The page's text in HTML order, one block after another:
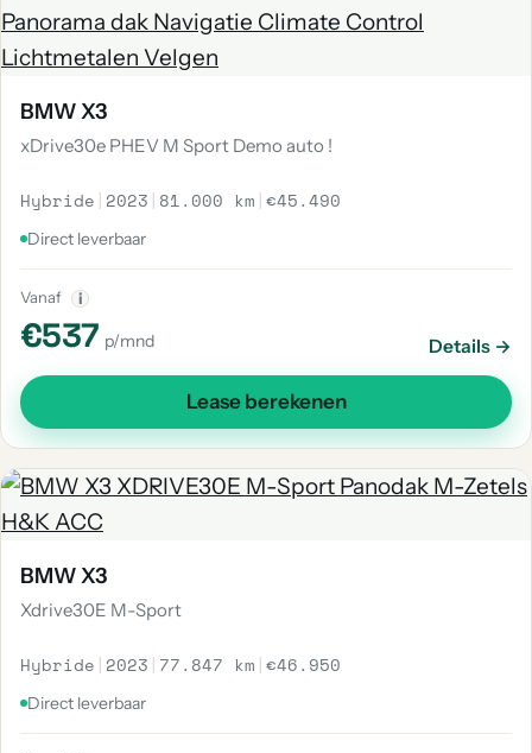
BMW X3
xDrive30e PHEV M Sport Demo auto !
Hybride | 2023 | 81.000 km |€45.490
Direct leverbaar
Vanaf i
€537 p/mnd Details →
Lease berekenen
BMW X3
Xdrive30E M-Sport
Hybride | 2023 | 77.847 km |€46.950
Direct leverbaar